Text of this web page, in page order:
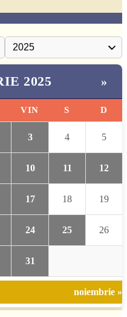
2025 »
VIN S D
3 4 5
10 11 12
17 18 19
24 25 26
31
noiembrie »